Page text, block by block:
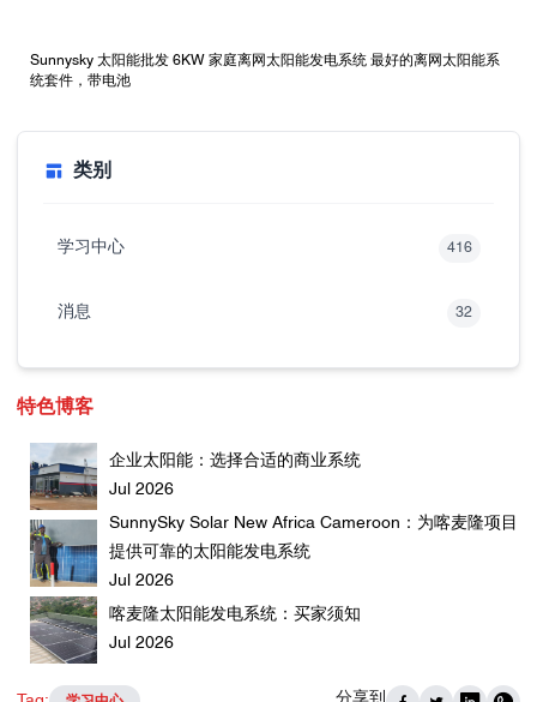
Sunnysky 太阳能批发 6KW 家庭离网太阳能发电系统 最好的离网太阳能系
统套件，带电池
类别
学习中心 416
消息 32
特色博客
企业太阳能：选择合适的商业系统
Jul 2026
SunnySky Solar New Africa Cameroon：为喀麦隆项目
提供可靠的太阳能发电系统
Jul 2026
喀麦隆太阳能发电系统：买家须知
Jul 2026
分享到